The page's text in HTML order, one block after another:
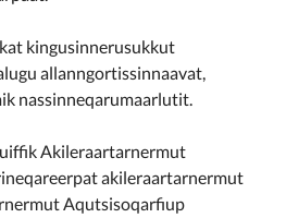
kingusinnerusukkut
allanngortissinnaavat,
nassinneqarumaarlutit.
Akileraartarnermut
akileraartarnermut
Aqutsisoqarfiup